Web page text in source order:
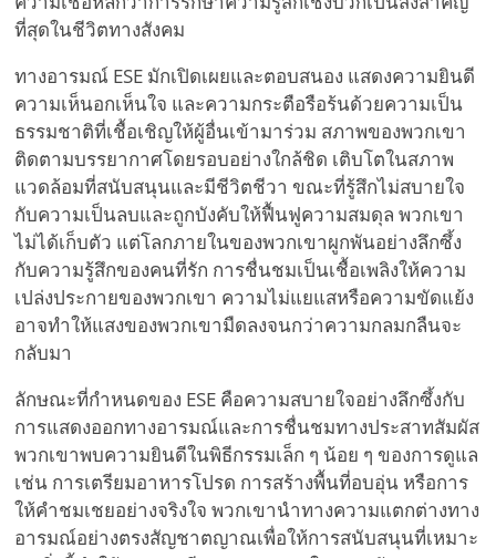
ที่สุดในชีวิตทางสังคม
ทางอารมณ์ ESE มักเปิดเผยและตอบสนอง แสดงความยินดี
ความเห็นอกเห็นใจ และความกระตือรือร้นด้วยความเป็น
ธรรมชาติที่เชื้อเชิญให้ผู้อื่นเข้ามาร่วม สภาพของพวกเขา
ติดตามบรรยากาศโดยรอบอย่างใกล้ชิด เติบโตในสภาพ
แวดล้อมที่สนับสนุนและมีชีวิตชีวา ขณะที่รู้สึกไม่สบายใจ
กับความเป็นลบและถูกบังคับให้ฟื้นฟูความสมดุล พวกเขา
ไม่ได้เก็บตัว แต่โลกภายในของพวกเขาผูกพันอย่างลึกซึ้ง
กับความรู้สึกของคนที่รัก การชื่นชมเป็นเชื้อเพลิงให้ความ
เปล่งประกายของพวกเขา ความไม่แยแสหรือความขัดแย้ง
อาจทำให้แสงของพวกเขามืดลงจนกว่าความกลมกลืนจะ
กลับมา
ลักษณะที่กำหนดของ ESE คือความสบายใจอย่างลึกซึ้งกับ
การแสดงออกทางอารมณ์และการชื่นชมทางประสาทสัมผัส
พวกเขาพบความยินดีในพิธีกรรมเล็ก ๆ น้อย ๆ ของการดูแล
เช่น การเตรียมอาหารโปรด การสร้างพื้นที่อบอุ่น หรือการ
ให้คำชมเชยอย่างจริงใจ พวกเขานำทางความแตกต่างทาง
อารมณ์อย่างตรงสัญชาตญาณเพื่อให้การสนับสนุนที่เหมาะ